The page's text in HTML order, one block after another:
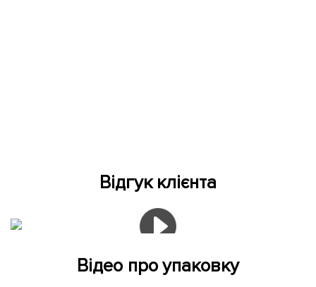
Відгук клієнта
Відео про упаковку